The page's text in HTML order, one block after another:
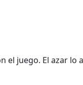
juego. El azar lo